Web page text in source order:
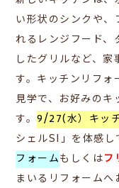
い形状のシンクや、
れるレンジフード
したグリルなど、
す。キッチンリフ
見学で、お好みの
す。9/27(水）キッ
シェルSI」を体感し
フォームもしくは
まいるリフォームへ